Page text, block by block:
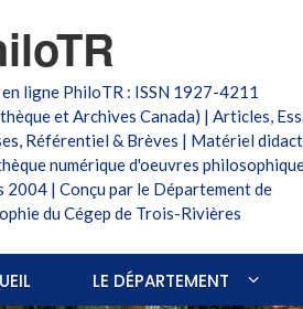
en ligne PhiloTR : ISSN 1927-4211
et Archives Canada) | Articles,
Référentiel & Brèves | Matériel
numérique d'oeuvres
2004 | Conçu par le Département de
du Cégep de Trois-Rivières
LE DÉPARTEMENT